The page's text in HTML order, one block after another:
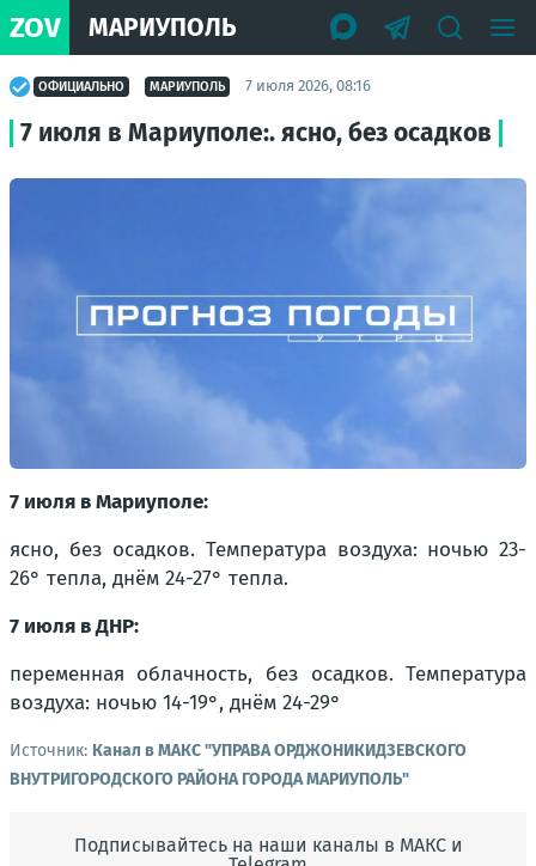
ZOV МАРИУПОЛЬ
ОФИЦИАЛЬНО МАРИУПОЛЬ 7 июля 2026, 08:16
7 июля в Мариуполе:. ясно, без осадков
7 июля в Мариуполе:
ясно, без осадков. Температура воздуха: ночью 23-
26° тепла, днём 24-27° тепла.
7 июля в ДНР:
переменная облачность, без осадков. Температура
воздуха: ночью 14-19°, днём 24-29°
Источник: Канал в МАКС "УПРАВА ОРДЖОНИКИДЗЕВСКОГО
ВНУТРИГОРОДСКОГО РАЙОНА ГОРОДА МАРИУПОЛЬ"
Подписывайтесь на наши каналы в МАКС и